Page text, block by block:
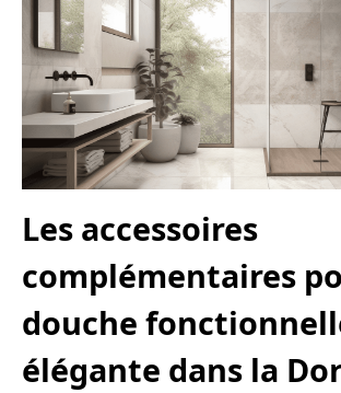
Les accessoires
complémentaires
douche
élégante dans la